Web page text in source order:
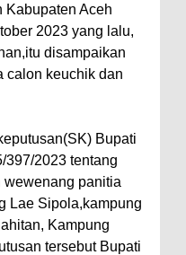
Kabupaten Aceh
2023 yang lalu,
disampaikan
calon keuchik dan
Bupati
397/2023 tentang
panitia
Lae Sipola,kampung
Kampung
tersebut Bupati